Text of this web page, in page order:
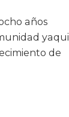
años
yaqui
de